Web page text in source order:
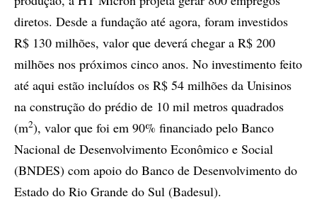
diretos. Desde a fundação até agora, foram investidos
R$ 130 milhões, valor que deverá chegar a R$ 200
milhões nos próximos cinco anos. No investimento feito
até aqui estão incluídos os R$ 54 milhões da Unisinos
na construção do prédio de 10 mil metros quadrados
(m2), valor que foi em 90% financiado pelo Banco
Nacional de Desenvolvimento Econômico e Social
(BNDES) com apoio do Banco de Desenvolvimento do
Estado do Rio Grande do Sul (Badesul).